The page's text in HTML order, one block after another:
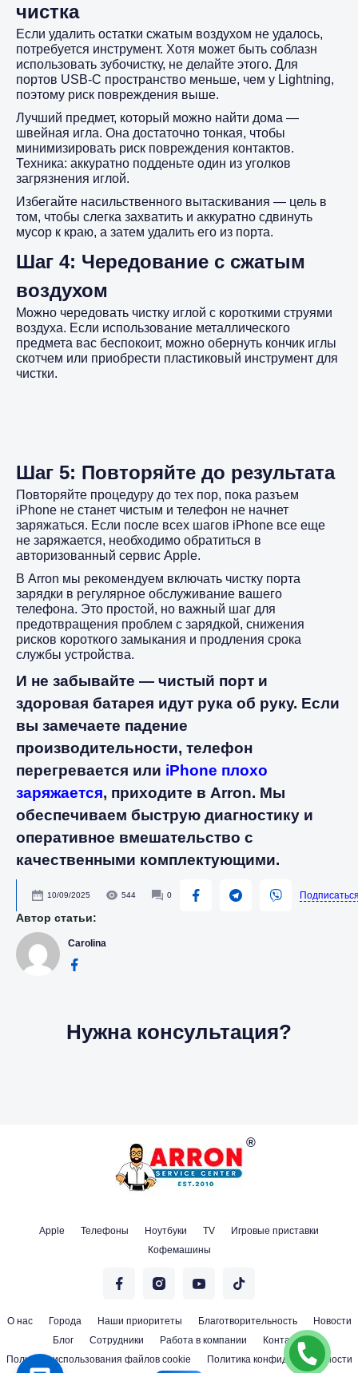
чистка
Если удалить остатки сжатым воздухом не удалось,
потребуется инструмент. Хотя может быть соблазн
использовать зубочистку, не делайте этого. Для
портов USB-C пространство меньше, чем у Lightning,
поэтому риск повреждения выше.
Лучший предмет, который можно найти дома —
швейная игла. Она достаточно тонкая, чтобы
минимизировать риск повреждения контактов.
Техника: аккуратно подденьте один из уголков
загрязнения иглой.
Избегайте насильственного вытаскивания — цель в
том, чтобы слегка захватить и аккуратно сдвинуть
мусор к краю, а затем удалить его из порта.
Шаг 4: Чередование с сжатым
воздухом
Можно чередовать чистку иглой с короткими струями
воздуха. Если использование металлического
предмета вас беспокоит, можно обернуть кончик иглы
скотчем или приобрести пластиковый инструмент для
чистки.
Шаг 5: Повторяйте до результата
Повторяйте процедуру до тех пор, пока разъем
iPhone не станет чистым и телефон не начнет
заряжаться. Если после всех шагов iPhone все еще
не заряжается, необходимо обратиться в
авторизованный сервис Apple.
В Arron мы рекомендуем включать чистку порта
зарядки в регулярное обслуживание вашего
телефона. Это простой, но важный шаг для
предотвращения проблем с зарядкой, снижения
рисков короткого замыкания и продления срока
службы устройства.
И не забывайте — чистый порт и
здоровая батарея идут рука об руку. Если
вы замечаете падение
производительности, телефон
перегревается или iPhone плохо
заряжается, приходите в Arron. Мы
обеспечиваем быструю диагностику и
оперативное вмешательство с
качественными комплектующими.
10/09/2025 544 0
Автор статьи:
Carolina
Нужна консультация?
Apple Телефоны Ноутбуки TV
Игровые приставки
Кофемашины
О нас Города Наши приоритеты Благотворительность
Новости
Блог
Сотрудники Работа в компании
Контакты
Политика использования файлов cookie
Политика конфиденциальности